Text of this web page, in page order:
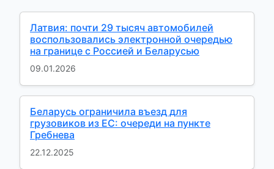
Латвия: почти 29 тысяч автомобилей
воспользовались электронной очередью
на границе с Россией и Беларусью
09.01.2026
Беларусь ограничила въезд для
грузовиков из ЕС: очереди на пункте
Гребнева
22.12.2025